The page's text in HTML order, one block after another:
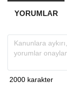
YORUMLAR